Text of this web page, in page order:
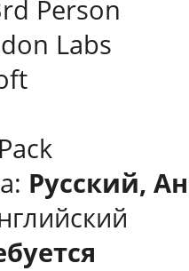
Person
Labs
Русский,